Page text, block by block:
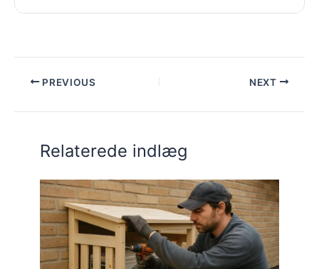
PREVIOUS NEXT
Relaterede indlæg